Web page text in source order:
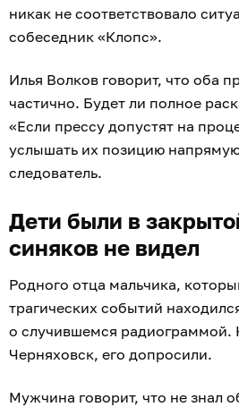
никак не соответствовало
собеседник «Клопс».
Илья Волков говорит, что оба
частично. Будет ли полное
«Если прессу допустят на
услышать их позицию
следователь.
Дети были в
синяков не видел
Родного отца мальчика,
трагических событий
о случившемся радиограммой.
Черняховск, его допросили.
Мужчина говорит, что не знал